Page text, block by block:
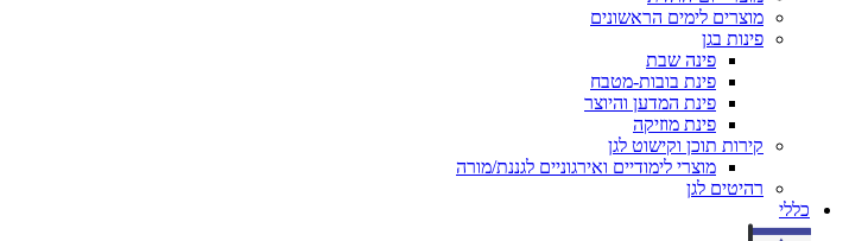
מוצרים לימים הראשונים
פינות בגן
פינה שבת
פינת בובות-מטבח
פינת המדען והיוצר
פינת מוזיקה
קירות תוכן וקישוט לגן
מוצרי לימודיים ואירגוניים לגננת/מורה
רהיטים לגן
כללי